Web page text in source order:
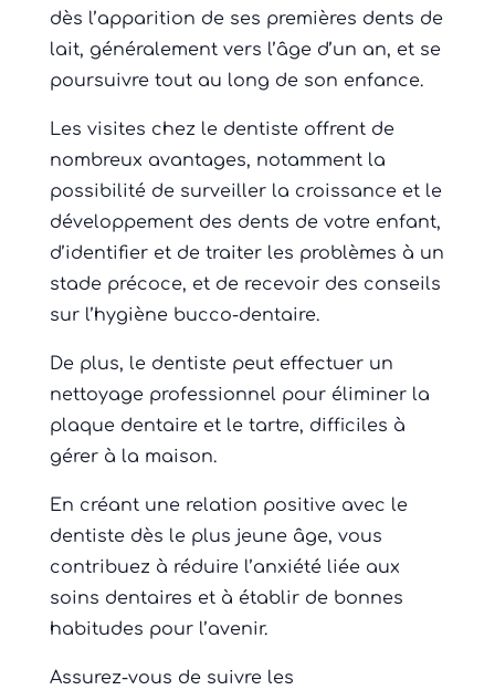
dès l’apparition de ses premières dents de
lait, généralement vers l’âge d’un an, et se
poursuivre tout au long de son enfance.
Les visites chez le dentiste offrent de
nombreux avantages, notamment la
possibilité de surveiller la croissance et le
développement des dents de votre enfant,
d’identifier et de traiter les problèmes à un
stade précoce, et de recevoir des conseils
sur l’hygiène bucco-dentaire.
De plus, le dentiste peut effectuer un
nettoyage professionnel pour éliminer la
plaque dentaire et le tartre, difficiles à
gérer à la maison.
En créant une relation positive avec le
dentiste dès le plus jeune âge, vous
contribuez à réduire l’anxiété liée aux
soins dentaires et à établir de bonnes
habitudes pour l’avenir.
Assurez-vous de suivre les